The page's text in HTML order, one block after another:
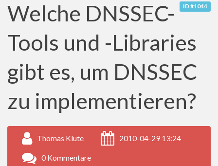
ID #1044
Welche DNSSEC-
Tools und -Libraries
gibt es, um DNSSEC
zu implementieren?
Thomas Klute 2010-04-29 13:24
0 Kommentare